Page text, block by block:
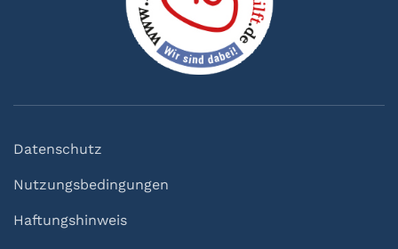
Datenschutz
Nutzungsbedingungen
Haftungshinweis